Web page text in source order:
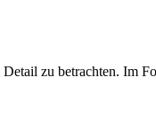
zu betrachten. Im